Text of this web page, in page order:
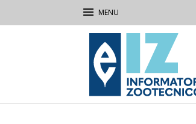
IZ
Informatore
Zootecnico